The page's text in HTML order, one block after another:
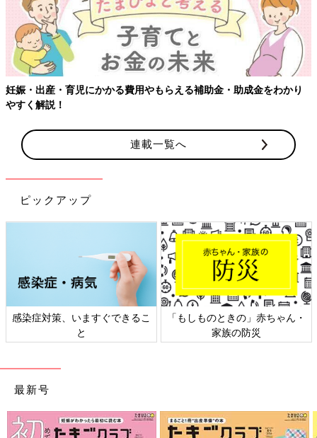
妊娠・出産・育児にかかる費用やもらえる補助金・助成金をわかり
やすく解説！
連載一覧へ
ピックアップ
感染症対策、いますぐできるこ
と
「もしものときの」赤ちゃん・
家族の防災
最新号